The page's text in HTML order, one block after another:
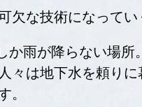
欠な技術になってい
か雨が降らない場
々は地下水を頼り
。